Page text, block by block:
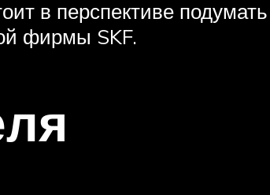
в перспективе
фирмы SKF.